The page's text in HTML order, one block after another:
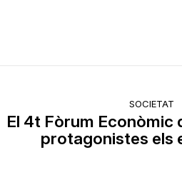
SOCIETAT
El 4t Fòrum Econòmic
protagonistes els